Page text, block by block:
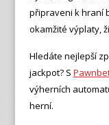
připraveni k hraní
okamžité výplaty,
Hledáte nejlepší
jackpot? S
výherních
herní.